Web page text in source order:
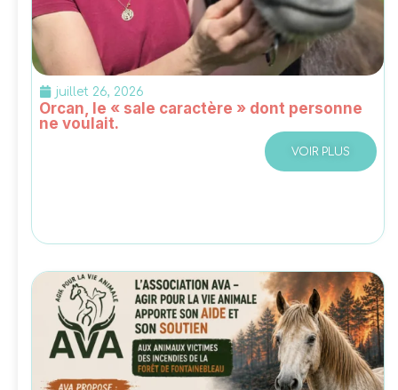
juillet 26, 2026
Orcan, le « sale caractère » dont personne
ne voulait.
VOIR PLUS